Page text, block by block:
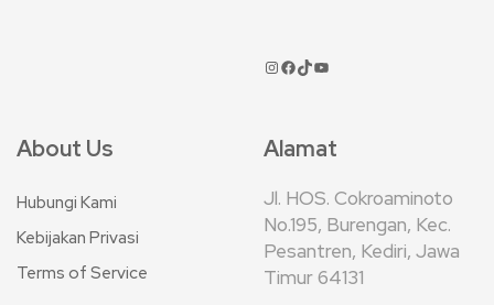
About Us
Hubungi Kami
Kebijakan Privasi
Terms of Service
Alamat
Jl. HOS. Cokroaminoto
No.195, Burengan, Kec.
Pesantren, Kediri, Jawa
Timur 64131